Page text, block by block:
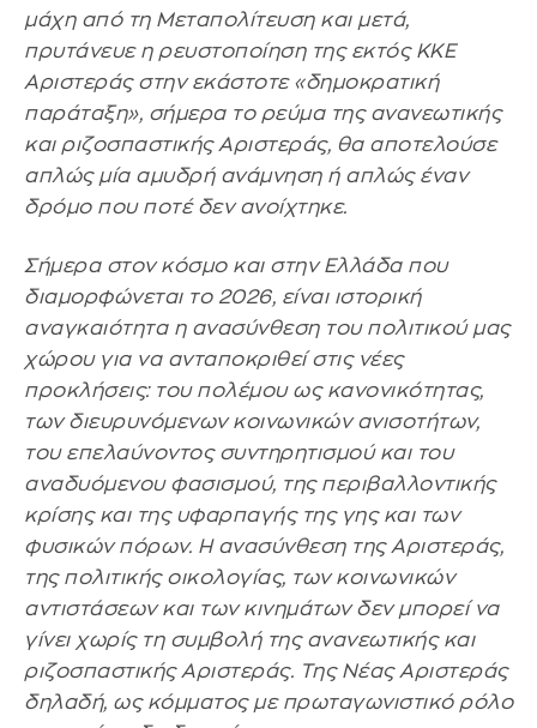
μάχη από τη Μεταπολίτευση και μετά,
πρυτάνευε η ρευστοποίηση της εκτός ΚΚΕ
Αριστεράς στην εκάστοτε «δημοκρατική
παράταξη», σήμερα το ρεύμα της ανανεωτικής
και ριζοσπαστικής Αριστεράς, θα αποτελούσε
απλώς μία αμυδρή ανάμνηση ή απλώς έναν
δρόμο που ποτέ δεν ανοίχτηκε.
Σήμερα στον κόσμο και στην Ελλάδα που
διαμορφώνεται το 2026, είναι ιστορική
αναγκαιότητα η ανασύνθεση του πολιτικού μας
χώρου για να ανταποκριθεί στις νέες
προκλήσεις: του πολέμου ως κανονικότητας,
των διευρυνόμενων κοινωνικών ανισοτήτων,
του επελαύνοντος συντηρητισμού και του
αναδυόμενου φασισμού, της περιβαλλοντικής
κρίσης και της υφαρπαγής της γης και των
φυσικών πόρων. Η ανασύνθεση της Αριστεράς,
της πολιτικής οικολογίας, των κοινωνικών
αντιστάσεων και των κινημάτων δεν μπορεί να
γίνει χωρίς τη συμβολή της ανανεωτικής και
ριζοσπαστικής Αριστεράς. Της Νέας Αριστεράς
δηλαδή, ως κόμματος με πρωταγωνιστικό ρόλο